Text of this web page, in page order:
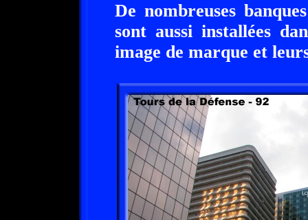
De nombreuses
sont aussi installées
image de marque et